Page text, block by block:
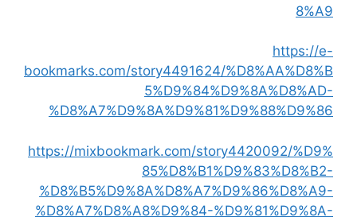
8%A9
https://e-
bookmarks.com/story4491624/%D8%AA%D8%B
5%D9%84%D9%8A%D8%AD-
%D8%A7%D9%8A%D9%81%D9%88%D9%86
https://mixbookmark.com/story4420092/%D9%
85%D8%B1%D9%83%D8%B2-
%D8%B5%D9%8A%D8%A7%D9%86%D8%A9-
%D8%A7%D8%A8%D9%84-%D9%81%D9%8A-